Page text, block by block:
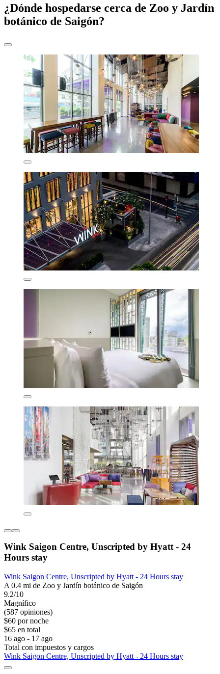
¿Dónde hospedarse cerca de Zoo y Jardín
botánico de Saigón?
Wink Saigon Centre, Unscripted by Hyatt - 24
Hours stay
Wink Saigon Centre, Unscripted by Hyatt - 24 Hours stay
A 0.4 mi de Zoo y Jardín botánico de Saigón
9.2/10
Magnífico
(587 opiniones)
$60 por noche
$65 en total
16 ago - 17 ago
Total con impuestos y cargos
Wink Saigon Centre, Unscripted by Hyatt - 24 Hours stay